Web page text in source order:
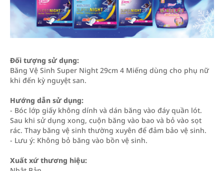
Đối tượng sử dụng:
Băng Vệ Sinh Super Night 29cm 4 Miếng dùng cho phụ nữ
khi đến kỳ nguyệt san.
Hướng dẫn sử dụng:
- Bóc lớp giấy không dính và dán băng vào đáy quần lót.
Sau khi sử dụng xong, cuộn băng vào bao và bỏ vào sọt
rác. Thay băng vệ sinh thường xuyên để đảm bảo vệ sinh.
- Lưu ý: Không bỏ băng vào bồn vệ sinh.
Xuất xứ thương hiệu: